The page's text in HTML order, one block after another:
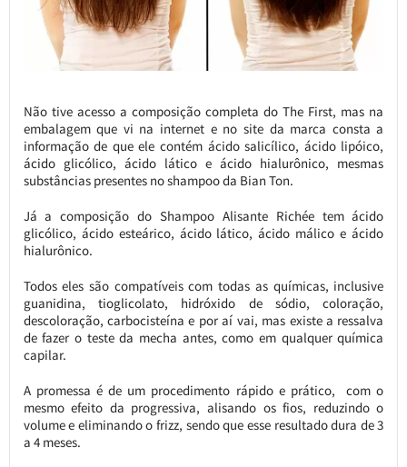
Não tive acesso a composição completa do The First, mas na
embalagem que vi na internet e no site da marca consta a
informação de que ele contém ácido salicílico, ácido lipóico,
ácido glicólico, ácido lático e ácido hialurônico, mesmas
substâncias presentes no shampoo da Bian Ton.
Já a composição do Shampoo Alisante Richée tem ácido
glicólico, ácido esteárico, ácido lático, ácido málico e ácido
hialurônico.
Todos eles são compatíveis com todas as químicas, inclusive
guanidina, tioglicolato, hidróxido de sódio, coloração,
descoloração, carbocisteína e por aí vai, mas existe a ressalva
de fazer o teste da mecha antes, como em qualquer química
capilar.
A promessa é de um procedimento rápido e prático, com o
mesmo efeito da progressiva, alisando os fios, reduzindo o
volume e eliminando o frizz, sendo que esse resultado dura de 3
a 4 meses.